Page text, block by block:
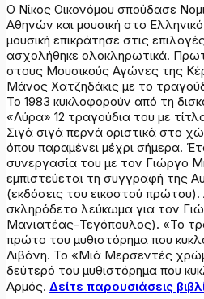
Ο Νίκος Οικονόμου σπούδασε
Αθηνών και μουσική στο
μουσική επικράτησε στις
ασχολήθηκε ολοκληρωτικά.
στους Μουσικούς Αγώνες της
Μάνος Χατζηδάκις με το
Το 1983 κυκλοφορούν από τη
«Λύρα» 12 τραγούδια του με
Σιγά σιγά περνά οριστικά στο
όπου παραμένει μέχρι σήμερα.
συνεργασία του με τον Γιώργο
εμπιστεύεται τη συγγραφή της
(εκδόσεις του εικοστού
σκληρόδετο λεύκωμα για τον
Μανιατέας-Τεγόπουλος). «Το
πρώτο του μυθιστόρημα που
Λιβάνη. Το «Μιά Μερσεντές
δεύτερό του μυθιστόρημα που
Αρμός. Δείτε παρουσιάσεις